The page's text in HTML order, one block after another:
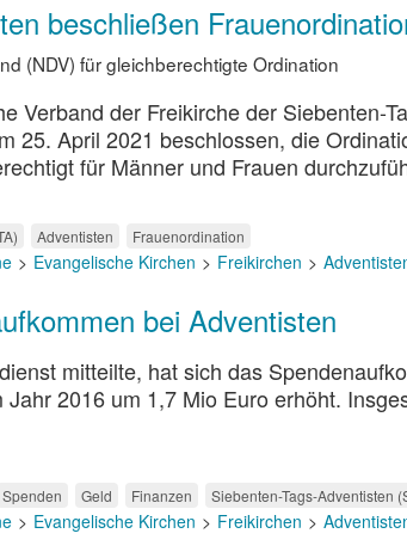
beschließen
(NDV) für gleichberechtigte Ordination
Verband der Freikirche der Siebenten-
25. April 2021 beschlossen, die
für Männer und Frauen
Adventisten Frauenordination
Evangelische Kirchen Freikirchen
bei Adventisten
mitteilte, hat sich das
2016 um 1,7 Mio Euro erhöht.
Spenden Geld Finanzen Siebenten-Tags-Adventisten
Evangelische Kirchen Freikirchen